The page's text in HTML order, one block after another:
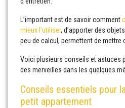
L’important est de savoir comment
mieux l’utiliser, d’apporter des
peu de calcul, permettent de mettre
Voici plusieurs conseils et astuces
des merveilles dans les quelques
Conseils essentiels pour
petit appartement